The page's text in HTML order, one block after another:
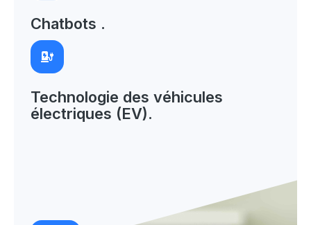
Chatbots .
Technologie des véhicules
électriques (EV).